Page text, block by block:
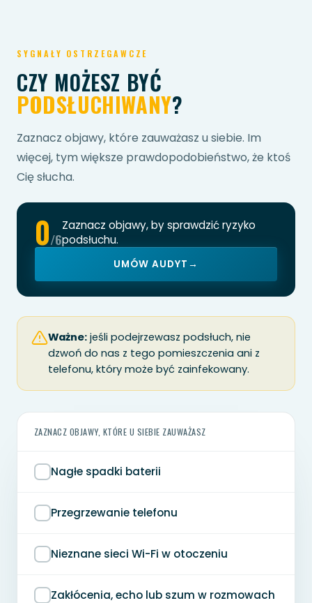
SYGNAŁY OSTRZEGAWCZE
CZY MOŻESZ BYĆ
PODSŁUCHIWANY?
Zaznacz objawy, które zauważasz u siebie. Im
więcej, tym większe prawdopodobieństwo, że ktoś
Cię słucha.
0/6
Zaznacz objawy, by sprawdzić ryzyko
podsłuchu.
UMÓW AUDYT →
Ważne: jeśli podejrzewasz podsłuch, nie
dzwoń do nas z tego pomieszczenia ani z
telefonu, który może być zainfekowany.
ZAZNACZ OBJAWY, KTÓRE U SIEBIE ZAUWAŻASZ
Nagłe spadki baterii
Przegrzewanie telefonu
Nieznane sieci Wi-Fi w otoczeniu
Zakłócenia, echo lub szum w rozmowach